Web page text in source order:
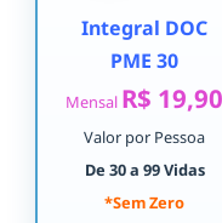
Integral DOC
PME 30
Mensal R$ 19,90
Valor por Pessoa
De 30 a 99 Vidas
*Sem Zero